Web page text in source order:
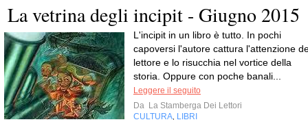
La vetrina degli incipit - Giugno 2015
L'incipit in un libro è tutto. In pochi
capoversi l'autore cattura l'attenzione
lettore e lo risucchia nel vortice della
storia. Oppure con poche banali...
Leggere il seguito
Da La Stamberga Dei Lettori
CULTURA LIBRI